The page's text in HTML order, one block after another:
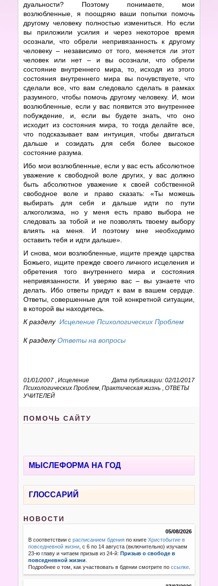
дуальности? Поэтому понимаете, мои
возлюбленные, я поощряю ваши попытки помочь
другому человеку полностью измениться. Но если
вы приложили усилия и через некоторое время
осознали, что обрели непривязанность к другому
человеку – независимо от того, меняется ли этот
человек или нет – и вы осознали, что обрели
состояние внутреннего мира, то, исходя из этого
состояния внутреннего мира вы почувствуете, что
сделали все, что вам следовало сделать в рамках
разумного, чтобы помочь другому человеку. И, мои
возлюбленные, если у вас появится это внутреннее
побуждение, и, если вы будете знать, что оно
исходит из состояния мира, то тогда делайте все,
что подсказывает вам интуиция, чтобы двигаться
дальше и созидать для себя более высокое
состояние разума.
Ибо мои возлюбленные, если у вас есть абсолютное
уважение к свободной воле других, у вас должно
быть абсолютное уважение к своей собственной
свободное воле и право сказать: «Ты можешь
выбирать для себя и дальше идти по пути
алкоголизма, но у меня есть право выбора не
следовать за тобой и не позволять твоему выбору
влиять на меня. И поэтому мне необходимо
оставить тебя и идти дальше».
И снова, мои возлюбленные, ищите прежде царства
Божьего, ищите прежде своего личного исцеления и
обретения того внутреннего мира и состояния
непривязанности. И уверяю вас – вы узнаете что
делать. Ибо ответы придут к вам в вашем сердце.
Ответы, совершенные для той конкретной ситуации,
в которой вы находитесь.
К разделуИсцеление Психологических Проблем
К разделуОтветы на вопросы
01/01/2007 Дата публикации: 02/11/2017
,Исцеление
Психологических Проблем ,Практическая жизнь ,ОТВЕТЫ
УЧИТЕЛЕЙ
ПОМОЧЬ САЙТУ
МЫСЛЕФОРМА НА ГОД
ГЛОССАРИЙ
НОВОСТИ
05/08/2026
В соответствии срасписанием бдения по книгеХристобытие в
повседневной жизни , с 6 по 14 августа (включительно) изучаем
23-ю главу и читаем призыв из 24-й:Призыв о свободе в
повседневной жизни
Подробнее о том, как участвовать в бдении смотрите поссылке